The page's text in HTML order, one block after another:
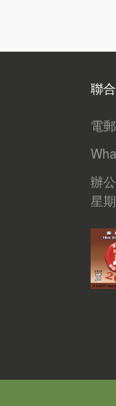
聯
電
辦
星